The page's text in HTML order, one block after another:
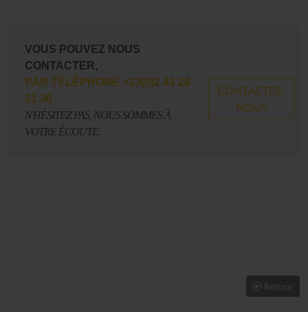
VOUS POUVEZ NOUS
CONTACTER,
PAR TÉLÉPHONE +33(0)2 43 28
31 30
N'HÉSITEZ PAS, NOUS SOMMES À
VOTRE ÉCOUTE.
CONTACTEZ-
NOUS
Retour